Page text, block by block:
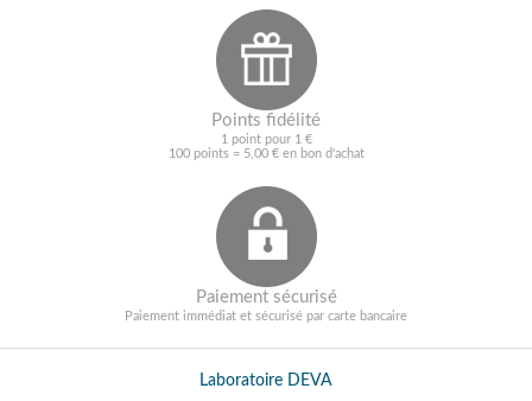
Points fidélité
1 point pour 1 €
100 points = 5,00 € en bon d'achat
Paiement sécurisé
Paiement immédiat et sécurisé par carte bancaire
Laboratoire DEVA